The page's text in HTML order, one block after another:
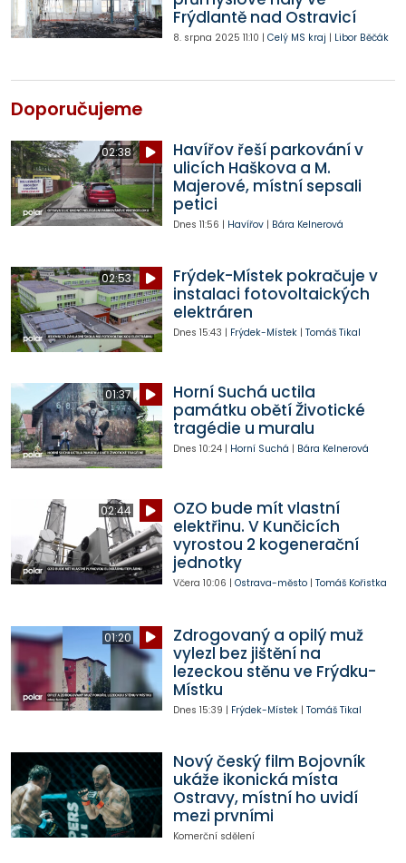
Frýdlantě nad Ostravicí
8. srpna 2025 11:10 | Celý MS kraj | Libor Běčák
Doporučujeme
02:38
Havířov řeší parkování v
ulicích Haškova a M.
Majerové, místní sepsali
petici
Dnes 11:56 | Havířov| Bára Kelnerová
02:53
Frýdek-Místek pokračuje v
instalaci fotovoltaických
elektráren
Dnes 15:43 | Frýdek-Místek| Tomáš Tikal
01:37
Horní Suchá uctila
památku obětí Životické
tragédie u muralu
Dnes 10:24| Horní Suchá | Bára Kelnerová
02:44
OZO bude mít vlastní
elektřinu. V Kunčicích
vyrostou 2 kogenerační
jednotky
Včera 10:06 | Ostrava-město| Tomáš Kořistka
01:20
Zdrogovaný a opilý muž
vylezl bez jištění na
lezeckou stěnu ve Frýdku-
Místku
Dnes 15:39 | Frýdek-Místek| Tomáš Tikal
Nový český film Bojovník
ukáže ikonická místa
Ostravy, místní ho uvidí
mezi prvními
Komerční sdělení